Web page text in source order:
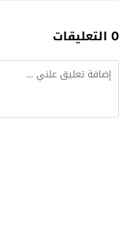
0 التعليقات